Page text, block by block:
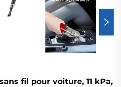
fil pour voiture, 11 kPa,